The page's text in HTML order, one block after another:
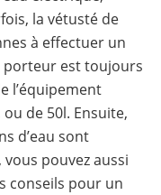
la vétusté de
à effectuer un
porteur est toujours
l’équipement
de 50l. Ensuite,
d’eau sont
pouvez aussi
conseils pour un